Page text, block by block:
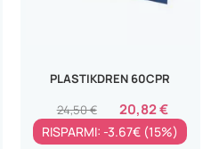
PLASTIKDREN 60CPR
20,82 €
24,50 €
RISPARMI: -3.67€ (15%)